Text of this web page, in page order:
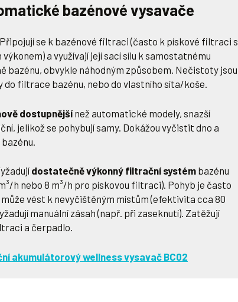
bazénové vysavače
se k bazénové filtraci (často k pískové filtraci s
a využívají její sací sílu k samostatnému
bazénu, obvykle náhodným způsobem. Nečistoty jsou
do filtrace bazénu, nebo do vlastního síta/koše.
dostupnější než automatické modely, snazší
jelikož se pohybují samy. Dokážou vyčistit dno a
dostatečně výkonný filtrační systém bazénu
h nebo 8 m³/h pro pískovou filtraci). Pohyb je často
může vést k nevyčištěným místům (efektivita cca 80
manuální zásah (např. při zaseknutí). Zatěžují
a čerpadlo.
akumulátorový wellness vysavač BC02